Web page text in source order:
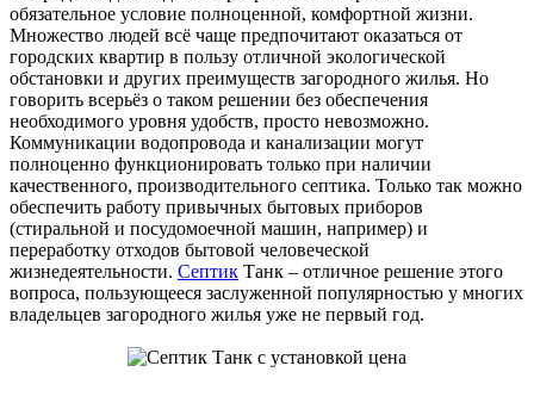
обязательное условие полноценной, комфортной жизни.
Множество людей всё чаще предпочитают оказаться от
городских квартир в пользу отличной экологической
обстановки и других преимуществ загородного жилья. Но
говорить всерьёз о таком решении без обеспечения
необходимого уровня удобств, просто невозможно.
Коммуникации водопровода и канализации могут
полноценно функционировать только при наличии
качественного, производительного септика. Только так можно
обеспечить работу привычных бытовых приборов
(стиральной и посудомоечной машин, например) и
переработку отходов бытовой человеческой
жизнедеятельности. Септик Танк – отличное решение этого
вопроса, пользующееся заслуженной популярностью у многих
владельцев загородного жилья уже не первый год.